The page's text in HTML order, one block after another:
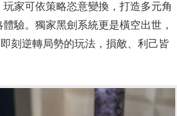
家可依策略恣意變換，打造多元角
驗。獨家黑劍系統更是橫空出世，
刻逆轉局勢的玩法，損敵、利己皆